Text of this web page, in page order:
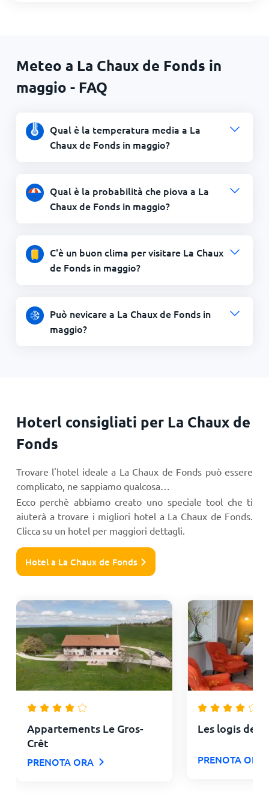
Meteo a La Chaux de Fonds in
maggio - FAQ
Qual è la temperatura media a La
Chaux de Fonds in maggio?
Qual è la probabilità che piova a La
Chaux de Fonds in maggio?
C'è un buon clima per visitare La Chaux
de Fonds in maggio?
Può nevicare a La Chaux de Fonds in
maggio?
Hoterl consigliati per La Chaux de
Fonds
Trovare l'hotel ideale a La Chaux de Fonds può essere
complicato, ne sappiamo qualcosa…
Ecco perchè abbiamo creato uno speciale tool che ti
aiuterà a trovare i migliori hotel a La Chaux de Fonds.
Clicca su un hotel per maggiori dettagli.
Hotel a La Chaux de Fonds
Appartements Le Gros-
Crêt
PRENOTA ORA
Les logis de
PRENOTA ORA